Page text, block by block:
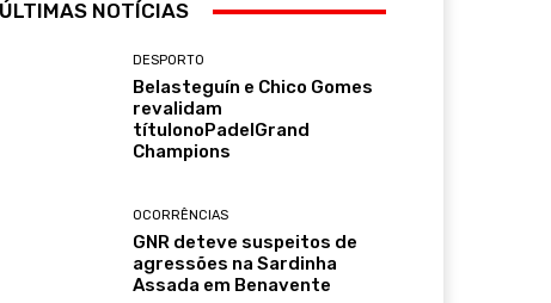
ÚLTIMAS NOTÍCIAS
DESPORTO
Belasteguín e Chico Gomes
revalidam
títulonoPadelGrand
Champions
OCORRÊNCIAS
GNR deteve suspeitos de
agressões na Sardinha
Assada em Benavente